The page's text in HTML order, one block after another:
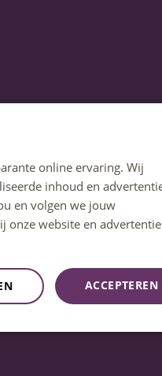
online ervaring. Wij
inhoud en
en volgen we jouw
onze website en
ACCEPTEREN